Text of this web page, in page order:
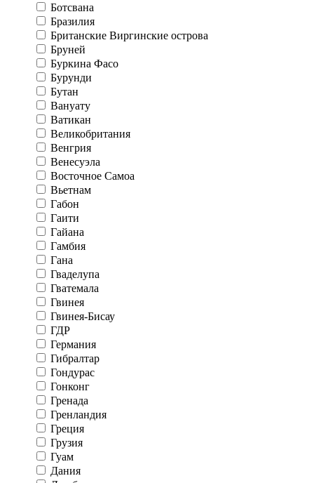
Ботсвана
Бразилия
Британские Виргинские острова
Бруней
Буркина Фасо
Бурунди
Бутан
Вануату
Ватикан
Великобритания
Венгрия
Венесуэла
Восточное Самоа
Вьетнам
Габон
Гаити
Гайана
Гамбия
Гана
Гваделупа
Гватемала
Гвинея
Гвинея-Бисау
ГДР
Германия
Гибралтар
Гондурас
Гонконг
Гренада
Гренландия
Греция
Грузия
Гуам
Дания